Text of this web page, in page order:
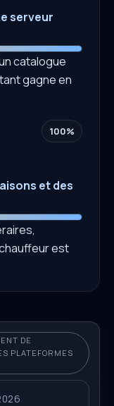
serveur
catalogue
gagne en
100%
et des
est
DE
PLATEFORMES